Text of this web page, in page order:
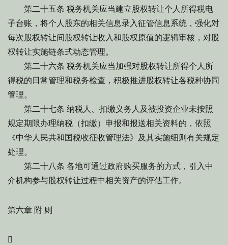
第二十五条 税务机关应当建立股权转让个人所得税电
子台账，将个人股东的相关信息录入征管信息系统，强化对
每次股权转让间股权转让收入和股权原值的逻辑审核，对股
权转让实施链条式动态管理。
第二十六条 税务机关应当加强对股权转让所得个人所
得税的日常管理和税务检查，积极推进股权转让各税种协同
管理。
第二十七条 纳税人、扣缴义务人及被投资企业未按照
规定期限办理纳税（扣缴）申报和报送相关资料的，依照
《中华人民共和国税收征收管理法》及其实施细则有关规定
处理。
第二十八条 各地可通过政府购买服务的方式，引入中
介机构参与股权转让过程中相关资产的评估工作。
第六章 附 则
